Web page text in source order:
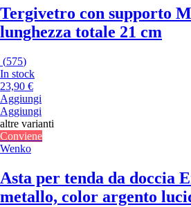
Tergivetro con supporto
lunghezza totale 21 cm
(575)
In stock
23,90 €
Aggiungi
Aggiungi
altre varianti
Conviene
Wenko
Asta per tenda da doccia
metallo, color argento